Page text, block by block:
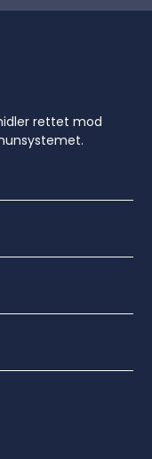
rettet mod